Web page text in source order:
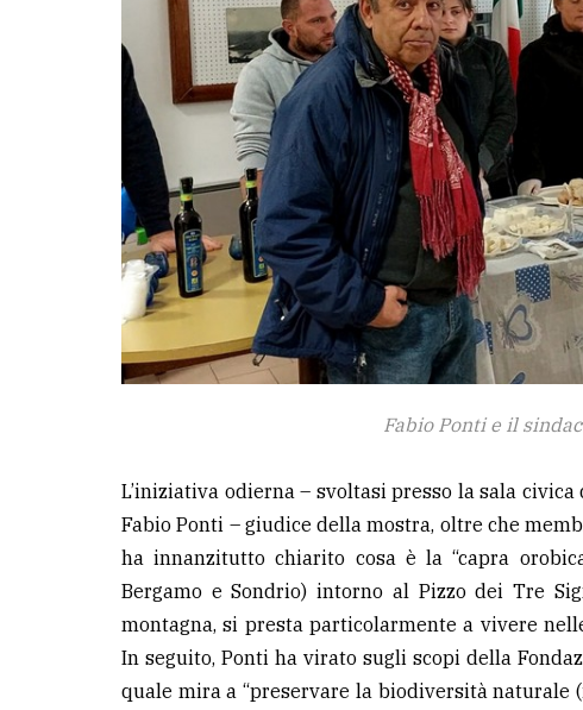
Fabio Ponti e il
L’iniziativa odierna – svoltasi presso la sala
Fabio Ponti – giudice della mostra, oltre che
ha innanzitutto chiarito cosa è la “capra
Bergamo e Sondrio) intorno al Pizzo dei Tre
montagna, si presta particolarmente a vivere
In seguito, Ponti ha virato sugli scopi della
quale mira a “preservare la biodiversità